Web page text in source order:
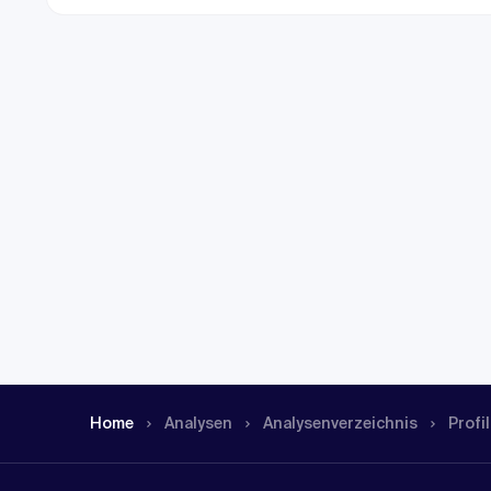
Home Analysen Analysen­verzeichnis